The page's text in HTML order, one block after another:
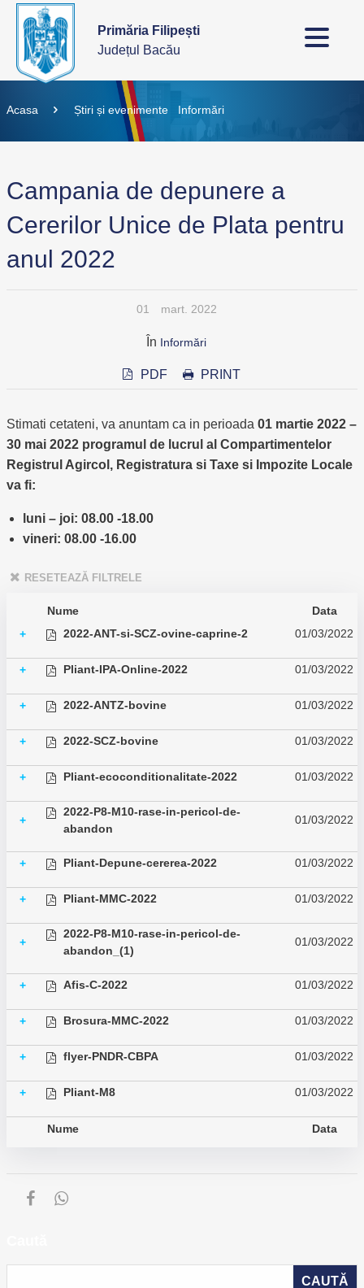
Primăria Filipești
Județul Bacău
Acasa Știri și evenimente Informări
Campania de depunere a
Cererilor Unice de Plata pentru
anul 2022
01 mart. 2022
În Informări
PDF PRINT
Stimati cetateni, va anuntam ca in perioada 01 martie 2022 –
30 mai 2022 programul de lucrul al Compartimentelor
Registrul Agircol, Registratura si Taxe si Impozite Locale
va fi:
luni – joi: 08.00 -18.00
vineri: 08.00 -16.00
RESETEAZĂ FILTRELE
Nume
Data
+
2022-ANT-si-SCZ-ovine-caprine-2 01/03/2022
+ Pliant-IPA-Online-2022 01/03/2022
+ 2022-ANTZ-bovine 01/03/2022
+ 2022-SCZ-bovine 01/03/2022
+ Pliant-ecoconditionalitate-2022 01/03/2022
+
2022-P8-M10-rase-in-pericol-de-
abandon
01/03/2022
+ Pliant-Depune-cererea-2022 01/03/2022
+ Pliant-MMC-2022 01/03/2022
+
2022-P8-M10-rase-in-pericol-de-
abandon_(1)
01/03/2022
+ Afis-C-2022 01/03/2022
+ Brosura-MMC-2022 01/03/2022
+ flyer-PNDR-CBPA 01/03/2022
+ Pliant-M8 01/03/2022
Nume Data